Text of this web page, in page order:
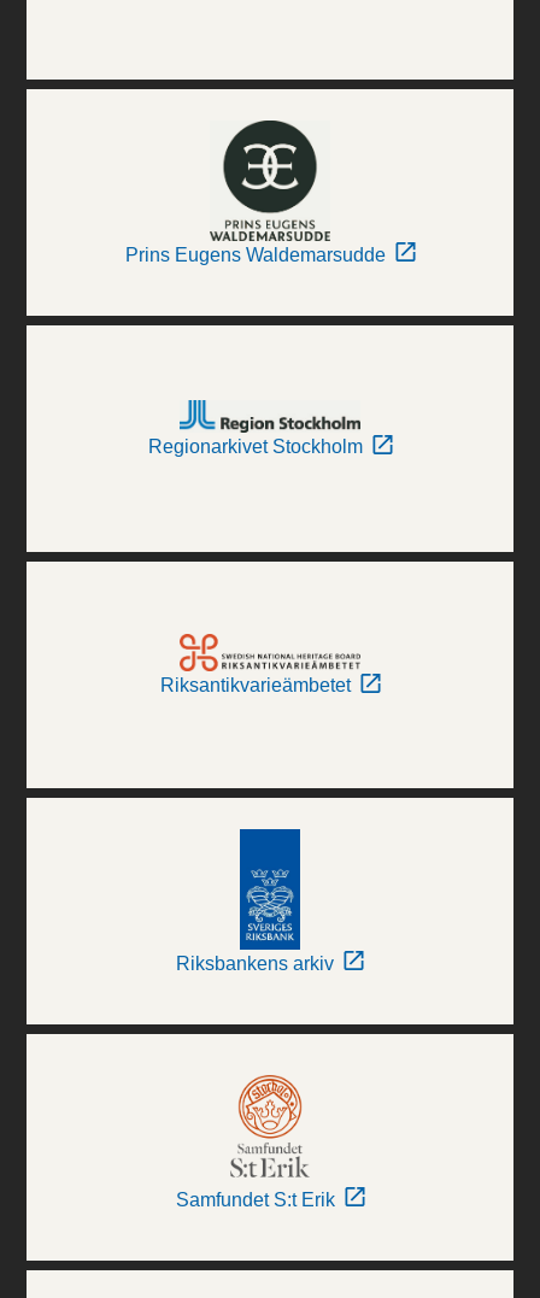
Prins Eugens Waldemarsudde
Regionarkivet Stockholm
Riksantikvarieämbetet
Riksbankens arkiv
Samfundet S:t Erik